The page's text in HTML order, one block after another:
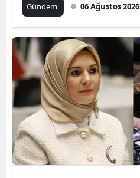
Gündem 06 Ağustos 2026